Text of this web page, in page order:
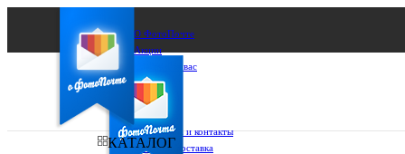
О ФотоПочте
Акции
Сделаем за вас
Бизнесу
FAQ
Франшиза
Поддержка и контакты
Оплата и доставка
КАТАЛОГ